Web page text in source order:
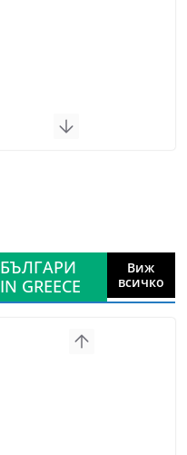
БЪЛГАРИ
IN GREECE
Виж
всичко